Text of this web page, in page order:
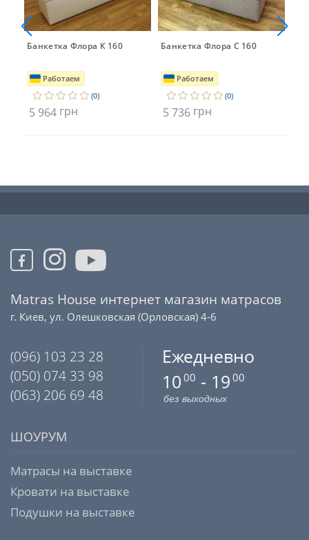
Банкетка Флора К 160
Работаем
(0)
5 964 грн
Банкетка Флора C 160
Работаем
(0)
5 736 грн
Matras House интернет магазин матрасов
г. Киев, ул. Олешковская (Орловская) 4-6
(096) 103 23 28
(050) 074 33 98
(063) 206 69 48
Ежедневно
10 00 - 19 00
без выходных
ШОУРУМ
Матрасы на выставке
Кровати на выставке
Подушки на выставке